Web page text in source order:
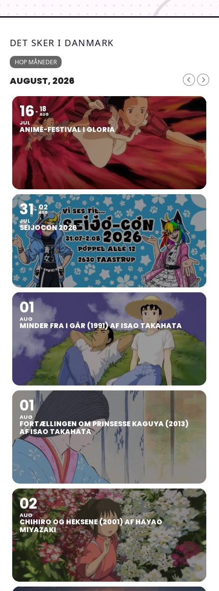
DET SKER I DANMARK
HOP MÅNEDER
AUGUST, 2026
16
JUL
18
AUG
ANIMÉ-FESTIVAL I GLORIA
31
JUL
02
AUG
SEIJOCON 2026
01
AUG
MINDER FRA I GÅR (1991) AF ISAO TAKAHATA
01
AUG
FORTÆLLINGEN OM PRINSESSE KAGUYA (2013)
AF ISAO TAKAHATA
02
AUG
CHIHIRO OG HEKSENE (2001) AF HAYAO
MIYAZAKI